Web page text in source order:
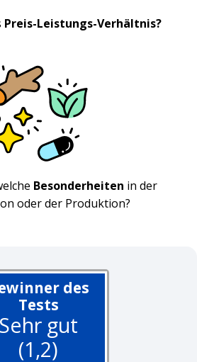
Preis-Leistungs-Verhältnis?
Besonderheiten in der
oder der Produktion?
des
Tests
Sehr gut
(1,2)